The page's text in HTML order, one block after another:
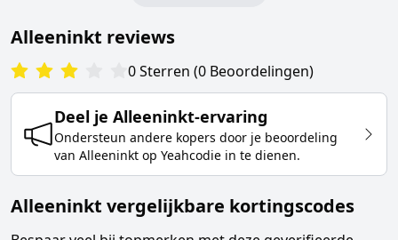
Alleeninkt reviews
0Sterren (0 Beoordelingen)
Deel je Alleeninkt-ervaring
Ondersteun andere kopers door je beoordeling
van Alleeninkt op Yeahcodie in te dienen.
Alleeninkt vergelijkbare kortingscodes